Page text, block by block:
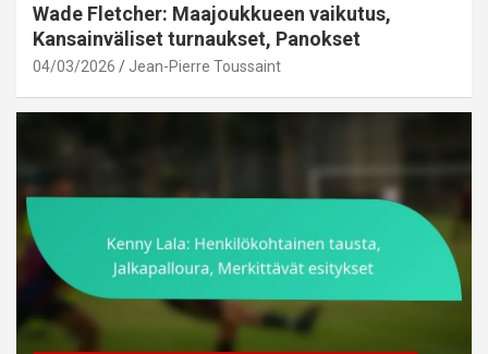
Wade Fletcher: Maajoukkueen vaikutus,
Kansainväliset turnaukset, Panokset
04/03/2026 Jean-Pierre Toussaint